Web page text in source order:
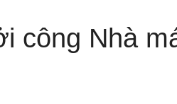
công Nhà